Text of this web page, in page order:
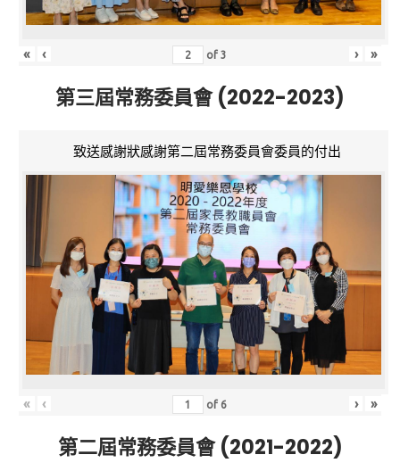
« ‹ of3 › »
第三屆常務委員會 (2022-2023)
致送感謝狀感謝第二屆常務委員會委員的付出
« ‹ of 6 › »
第二屆常務委員會 (2021-2022)